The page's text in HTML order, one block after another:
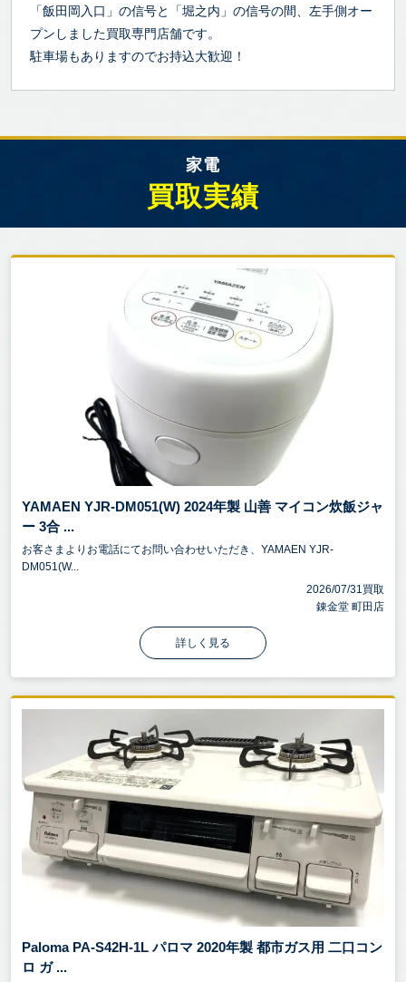
「飯田岡入口」の信号と「堀之内」の信号の間、左手側オー
プンしました買取専門店舗です。
駐車場もありますのでお持込大歓迎！
家電
買取実績
YAMAEN YJR-DM051(W) 2024年製 山善 マイコン炊飯ジャ
ー 3合 ...
お客さまよりお電話にてお問い合わせいただき、YAMAEN YJR-
DM051(W...
2026/07/31買取
錬金堂 町田店
詳しく見る
Paloma PA-S42H-1L パロマ 2020年製 都市ガス用 二口コン
ロ ガ ...